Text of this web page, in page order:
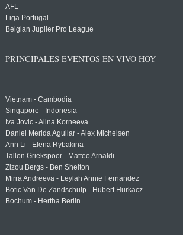
AFL
Liga Portugal
Belgian Jupiler Pro League
PRINCIPALES EVENTOS EN VIVO HOY
Vietnam - Cambodia
Singapore - Indonesia
Iva Jovic - Alina Korneeva
Daniel Merida Aguilar - Alex Michelsen
Ann Li - Elena Rybakina
Tallon Griekspoor - Matteo Arnaldi
Zizou Bergs - Ben Shelton
Mirra Andreeva - Leylah Annie Fernandez
Botic Van De Zandschulp - Hubert Hurkacz
Bochum - Hertha Berlin